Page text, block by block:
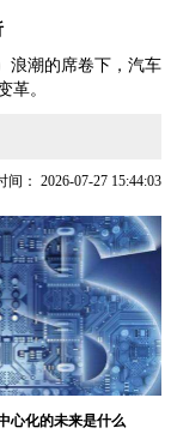
浪潮的席卷下，汽车
革。
间： 2026-07-27 15:44:03
心化的未来是什么